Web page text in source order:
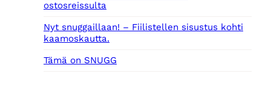
ostosreissulta
Nyt snuggaillaan! – Fiilistellen sisustus kohti
kaamoskautta.
Tämä on SNUGG